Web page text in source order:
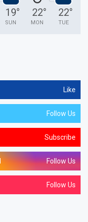
19°
SUN
22°
MON
22°
TUE
Like
Follow Us
Subscribe
Follow Us
Follow Us